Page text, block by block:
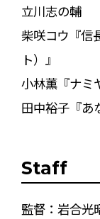
立川志の輔
柴咲コウ『信
ト）』
小林薫『ナミ
田中裕子『あ
Staff
監督：岩合光